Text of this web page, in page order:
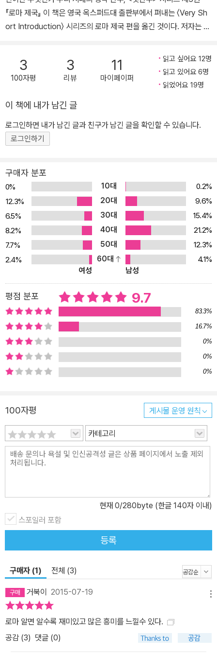
『로마 제국』 이 책은 영국 옥스퍼드대 출판부에서 펴내는 〈Very Sh
ort Introduction〉 시리즈의 로마 제국 편을 옮긴 것이다. 저자는 제
역사에 초점을 맞춘다. 장차 황제 아우구스투스가 될 옥타비아누스가
안토니우스와 클레오파트라에 맞서 승리를 거둔 악티움 해전에서 코
모두스 황제의 암살에 이르는 기간이다. 저자는 일곱 가지 주제―정
교도들, 평범한 로마인들의 삶과 죽음, 현대 세계 속의 로마 제국―을
중심으로 제국의 건설과 운영뿐만 아니라 제국의 구성원들이 직면했
던 복잡한 현실의 문제들, 그리고 현대 세계와 고대 로마 제국의 관계
에 대한 이야기까지 폭넓게 펼쳐놓는다. 제국의 건설은 놀라운 위업
00만 제곱킬로미터(오늘날 영국 국토 면적의 약 20배)에 달하는 영
토 전역에 퍼져 있었다. 당시 로마 제국은 잉글랜드 북부를 가로지르
는 하드리아누스의 방벽에서 시리아의 유프라테스 강변까지, 그리고
유럽의 광대한 라인.다뉴브 강 일대에서 북아프리카 해안의 풍요로운
평원과 이집트 나일 강의 기름진 협곡까지 뻗어 있었다. 제국은 지중
해를 완전히 에워싸고 있었던 것이다. 지중해는 로마인들에게 내륙의
호수나 다름없었고, 이 정복자들은 지중해를 ‘우리의 바다(mare no
장에서 무자비한 정복 과정과 제국의 확립, 그리고 로마인들에게 ‘제
국의 사명’이라는 의식이 있었음을 살펴본다. 제2장에서는 황제의 권
력이 표현된 모습을 고찰한다. 신으로서의 황제상과 인간으로서의 황
제상을 검토한다. 제3장에서는 관점을 바꿔, 지중해 도시의 특권 엘
리트층의 시각에서 제국의 운용 방식을 이해해보려 한다. 속주의 질
서 잡힌 통치를 책임지고 있던 주체는 광대한 제국의 행정 기구가 아
니라 바로 이 부유한 도시 엘리트들이었기 때문이다. 제4장에서는 기
원전 2세기에 로마의 지배를 받고 있던 그리스인들이 남긴 저작들을
체성을 확립하려고 어떤 노력을 했는지를 엿볼 수 있다. 또한 역사 서
술은 고립된 학문적 활동이 아니라 정치와 권력을 둘러싼 언설과 직
접 맞물려 있는 것임을 아울러 알 수 있다. 사회 주변부와 기독교도들
의 성장 제5장에서는 로마 제국의 아웃사이더들 중에서 가장 중요한
기독교도들의 성장을 살펴본다. 제6장에서는 체제 내에 속한 사람들
다. 제7장에서는 근현대의 세 가지 관점, 즉 제1차 세계대전 직전의
영(英)제국의 관점, 무솔리니의 파시스트 이탈리아의 관점, 영화의
도시 할리우드의 관점에서 로마를 되돌아본다. 이러한 관점들은 현대
에도 로마 제국을 상상하고 판단하는 방식을 규정하고 있다고 저자는
사시, 플루타르코스와 수에토니우스의 전기물 등을 심도 있게 분석한
시들에 새겨진 비문과 건축물, 축제와 행렬, 조각품, 모자이크나 벽화
등에 기록된 이미지나 상징을 통해서 속주민들이 황제의 권력을 이해
하고 새로운 제국 안에서 자신들의 위치와 정체성을 확립하려고 노력
했던 시도들을 추적하고 재구성한다. 또한 사회 주변부에 위치한 기
3
100자평
3
리뷰
11
마이페이퍼
읽고 싶어요 12명
읽고 있어요 6명
읽었어요 19명
이 책에 내가 남긴 글
로그인하면 내가 남긴 글과 친구가 남긴 글을 확인할 수 있습니다.
로그인하기
구매자 분포
0% 10대
0.2%
12.3%
20대
9.6%
6.5%
30대
15.4%
8.2%
40대
21.2%
7.7%
50대
12.3%
2.4%
60대
4.1%
여성
남성
평점 분포 9.7
83.3%
16.7%
0%
0%
0%
100자평 게시물 운영 원칙
카테고리
현재 0/280byte (한글 140자 이내)
스포일러 포함
등록
구매자 (1) 전체 (3)
거북이 2015-07-19
로마 알면 알수록 재미있고 많은 흥미를 느낄수 있다.
공감 (3) 댓글 (0)